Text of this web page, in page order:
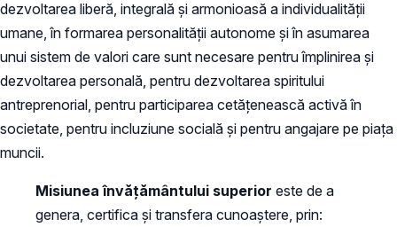
dezvoltarea liberă, integrală şi armonioasă a individualităţii
umane, în formarea personalităţii autonome şi în asumarea
unui sistem de valori care sunt necesare pentru împlinirea şi
dezvoltarea personală, pentru dezvoltarea spiritului
antreprenorial, pentru participarea cetăţenească activă în
societate, pentru incluziune socială şi pentru angajare pe piaţa
muncii.
Misiunea învăţământului superior este de a
genera, certifica şi transfera cunoaştere, prin: